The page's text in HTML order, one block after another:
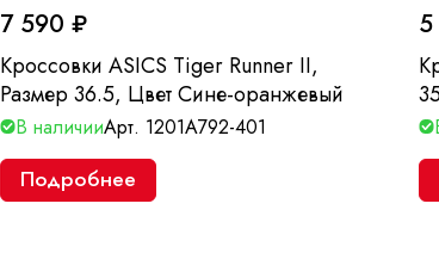
7 590 ₽
Кроссовки ASICS Tiger Runner II,
Размер 36.5, Цвет Сине-оранжевый
В наличииАрт. 1201A792-401
Подробнее